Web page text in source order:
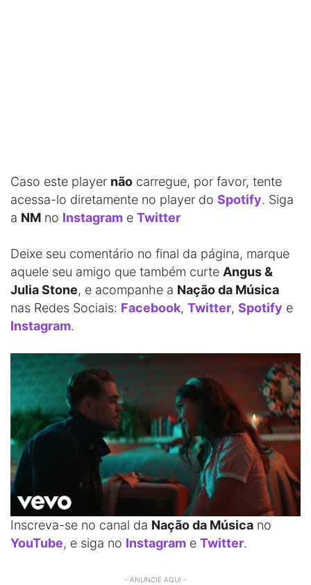
Caso este player não carregue, por favor, tente
acessa-lo diretamente no player do Spotify. Siga
a NM no Instagram e Twitter
Deixe seu comentário no final da página, marque
aquele seu amigo que também curte Angus &
Julia Stone, e acompanhe a Nação da Música
nas Redes Sociais: Facebook, Twitter, Spotify e
Instagram.
Inscreva-se no canal da Nação da Música no
YouTube, e siga no Instagram e Twitter.
- ANUNCIE AQUI -